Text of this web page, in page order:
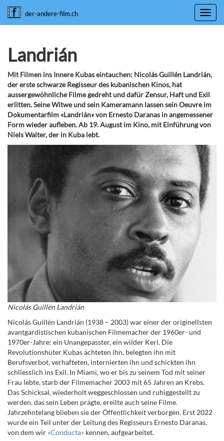
der-andere-film.ch
Landrián
Mit Filmen ins Innere Kubas eintauchen: Nicolás Guillén Landrián,
der erste schwarze Regisseur des kubanischen Kinos, hat
aussergewöhnliche Filme gedreht und dafür Zensur, Haft und Exil
erlitten. Seine Witwe und sein Kameramann lassen sein Oeuvre im
Dokumentarfilm «Landrián» von Ernesto Daranas in angemessener
Form wieder aufleben. Ab 19. August im Kino, mit Einführung von
Niels Walter, der in Kuba lebt.
Nicolás Guillén Landrián
Nicolás Guillén Landrián (1938 – 2003) war einer der originellsten
avantgardistischen kubanischen Filmemacher der 1960er- und
1970er-Jahre: ein Unangepasster, ein wilder Kerl. Die
Revolutionshüter Kubas ächteten ihn, belegten ihn mit
Berufsverbot, verhafteten, internierten ihn und schickten ihn
schliesslich ins Exil. In Miami, wo er bis zu seinem Tod mit seiner
Frau lebte, starb der Filmemacher 2003 mit 65 Jahren an Krebs.
Das Schicksal, wiederholt weggeschlossen und ruhiggestellt zu
werden, das sein Leben prägte, ereilte auch seine Filme.
Jahrzehntelang blieben sie der Öffentlichkeit verborgen. Erst 2022
wurde ein Teil unter der Leitung des Regisseurs Ernesto Daranas,
von dem wir «Conducta» kennen, aufgearbeitet.